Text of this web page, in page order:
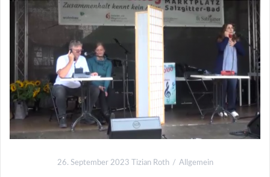
26. September 2023 Tizian Roth Allgemein